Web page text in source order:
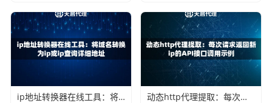
1. 使用线程安全的IP池数据结构
避免使用简单的列表（List）来存储IP，因为它在多线程下是
不安全的。应该采用线程安全的队列（Queue），例如Pytho
n中的queue.Queue。它的特性是“先进先出”，并且内部实
ip地址转换器在线工具：将域名转换为ip或ip查询详细地址 动态http代理提取：每次请求返回新ip的API接口调用示例